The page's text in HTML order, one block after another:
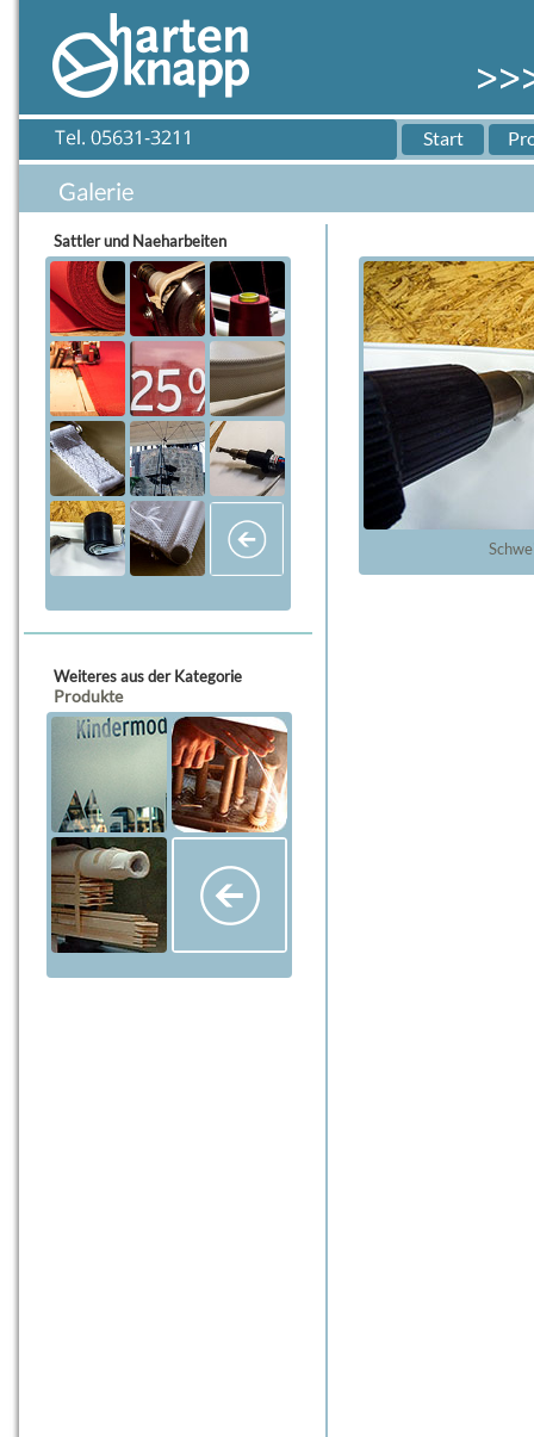
Start
Sattler und Naeharbeiten
Weiteres aus der Kategorie
Produkte